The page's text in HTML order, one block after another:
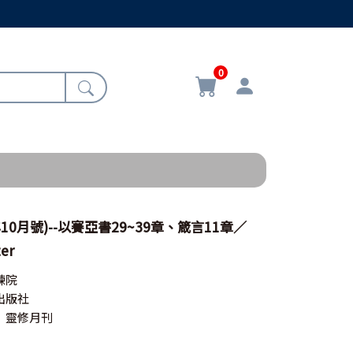
0
月號)--以賽亞書29~39章、箴言11章／
院
版社
靈修月刊